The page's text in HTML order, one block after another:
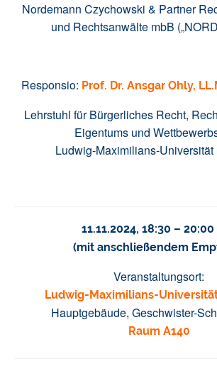
Nordemann Czychowski & Partner
und Rechtsanwälte mbB
Responsio: Prof. Dr. Ansgar Ohly,
Lehrstuhl für Bürgerliches Recht,
Eigentums und
Ludwig-Maximilians-Universität
11.11.2024, 18:30 –
(mit anschließendem
Veranstaltungsort:
Ludwig-Maximilians-
Hauptgebäude, Geschwister-
Raum A140